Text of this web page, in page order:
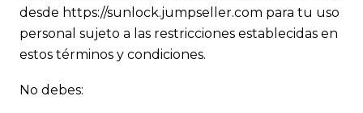
desde https://sunlock.jumpseller.com para tu uso
personal sujeto a las restricciones establecidas en
estos términos y condiciones.
No debes: